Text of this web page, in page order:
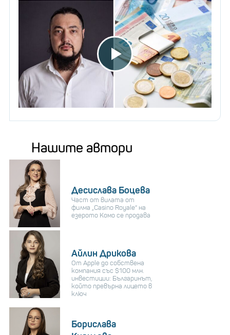
Нашите автори
Десислава Боцева
Част от вилата от
филма „Casino Royale“ на
езерото Комо се продава
Айлин Дрикова
От Apple до собствена
компания със $100 млн.
инвестиции: Българинът,
който превърна лицето в
ключ
Борислава